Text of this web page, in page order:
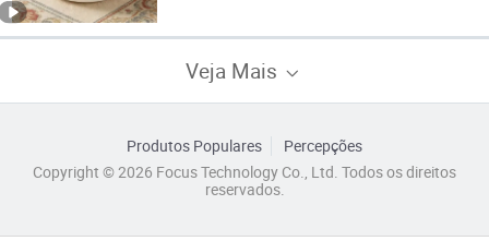
Veja Mais
Produtos Populares
Percepções
Copyright © 2026 Focus Technology Co., Ltd. Todos os direitos
reservados.